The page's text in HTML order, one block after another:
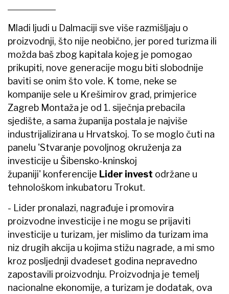
Mladi ljudi u Dalmaciji sve više razmišljaju o
proizvodnji, što nije neobično, jer pored turizma ili
možda baš zbog kapitala kojeg je pomogao
prikupiti, nove generacije mogu biti slobodnije
baviti se onim što vole. K tome, neke se
kompanije sele u Krešimirov grad, primjerice
Zagreb Montaža je od 1. siječnja prebacila
sjedište, a sama županija postala je najviše
industrijalizirana u Hrvatskoj. To se moglo čuti na
panelu 'Stvaranje povoljnog okruženja za
investicije u Šibensko-kninskoj
županiji' konferencije Lider invest održane u
tehnološkom inkubatoru Trokut.
- Lider pronalazi, nagrađuje i promovira
proizvodne investicije i ne mogu se prijaviti
investicije u turizam, jer mislimo da turizam ima
niz drugih akcija u kojima stižu nagrade, a mi smo
kroz posljednji dvadeset godina nepravedno
zapostavili proizvodnju. Proizvodnja je temelj
nacionalne ekonomije, a turizam je dodatak, ova